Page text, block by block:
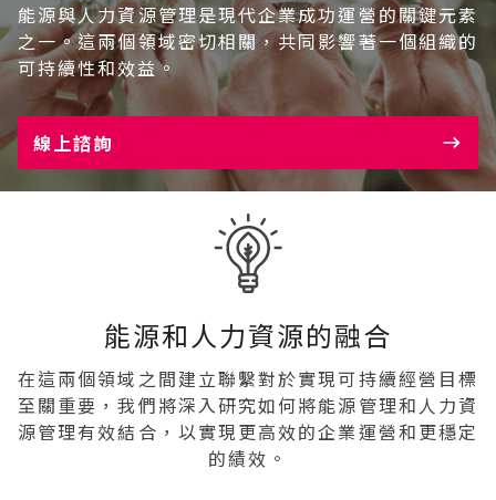
能源與人力資源管理是現代企業成功運營的關鍵元素
之一。這兩個領域密切相關，共同影響著一個組織的
可持續性和效益。
線上諮詢
能源和人力資源的融合
在這兩個領域之間建立聯繫對於實現可持續經營目標
至關重要，我們將深入研究如何將能源管理和人力資
源管理有效結合，以實現更高效的企業運營和更穩定
的績效。